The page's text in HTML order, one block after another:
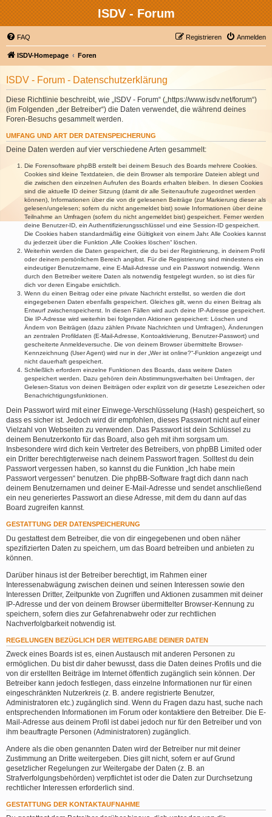
ISDV - Forum
FAQ Anmelden
Registrieren
ISDV-Homepage Foren
ISDV - Forum - Datenschutzerklärung
Diese Richtlinie beschreibt, wie „ISDV - Forum“ („https://www.isdv.net/forum“)
(im Folgenden „der Betreiber“) die Daten verwendet, die während deines
Foren-Besuchs gesammelt werden.
UMFANG UND ART DER DATENSPEICHERUNG
Deine Daten werden auf vier verschiedene Arten gesammelt:
Die Forensoftware phpBB erstellt bei deinem Besuch des Boards mehrere Cookies.
Cookies sind kleine Textdateien, die dein Browser als temporäre Dateien ablegt und
die zwischen den einzelnen Aufrufen des Boards erhalten bleiben. In diesen Cookies
sind die aktuelle ID deiner Sitzung (damit dir alle Seitenaufrufe zugeordnet werden
können), Informationen über die von dir gelesenen Beiträge (zur Markierung dieser als
gelesen/ungelesen; sofern du nicht angemeldet bist) sowie Informationen über deine
Teilnahme an Umfragen (sofern du nicht angemeldet bist) gespeichert. Ferner werden
deine Benutzer-ID, ein Authentifizierungsschlüssel und eine Session-ID gespeichert.
Die Cookies haben standardmäßig eine Gültigkeit von einem Jahr. Alle Cookies kannst
du jederzeit über die Funktion „Alle Cookies löschen“ löschen.
Weiterhin werden die Daten gespeichert, die du bei der Registrierung, in deinem Profil
oder deinem persönlichem Bereich angibst. Für die Registrierung sind mindestens ein
eindeutiger Benutzername, eine E-Mail-Adresse und ein Passwort notwendig. Wenn
durch den Betreiber weitere Daten als notwendig festgelegt wurden, so ist dies für
dich vor deren Eingabe ersichtlich.
Wenn du einen Beitrag oder eine private Nachricht erstellst, so werden die dort
eingegebenen Daten ebenfalls gespeichert. Gleiches gilt, wenn du einen Beitrag als
Entwurf zwischenspeicherst. In diesen Fällen wird auch deine IP-Adresse gespeichert.
Die IP-Adresse wird weiterhin bei folgenden Aktionen gespeichert: Löschen und
Ändern von Beiträgen (dazu zählen Private Nachrichten und Umfragen), Änderungen
an zentralen Profildaten (E-Mail-Adresse, Kontoaktivierung, Benutzer-Passwort) und
gescheiterte Anmeldeversuche. Die von deinem Browser übermittelte Browser-
Kennzeichnung (User Agent) wird nur in der „Wer ist online?“-Funktion angezeigt und
nicht dauerhaft gespeichert.
Schließlich erfordern einzelne Funktionen des Boards, dass weitere Daten
gespeichert werden. Dazu gehören dein Abstimmungsverhalten bei Umfragen, der
Gelesen-Status von deinen Beiträgen oder explizit von dir gesetzte Lesezeichen oder
Benachrichtigungsfunktionen.
Dein Passwort wird mit einer Einwege-Verschlüsselung (Hash) gespeichert, so
dass es sicher ist. Jedoch wird dir empfohlen, dieses Passwort nicht auf einer
Vielzahl von Webseiten zu verwenden. Das Passwort ist dein Schlüssel zu
deinem Benutzerkonto für das Board, also geh mit ihm sorgsam um.
Insbesondere wird dich kein Vertreter des Betreibers, von phpBB Limited oder
ein Dritter berechtigterweise nach deinem Passwort fragen. Solltest du dein
Passwort vergessen haben, so kannst du die Funktion „Ich habe mein
Passwort vergessen“ benutzen. Die phpBB-Software fragt dich dann nach
deinem Benutzernamen und deiner E-Mail-Adresse und sendet anschließend
ein neu generiertes Passwort an diese Adresse, mit dem du dann auf das
Board zugreifen kannst.
GESTATTUNG DER DATENSPEICHERUNG
Du gestattest dem Betreiber, die von dir eingegebenen und oben näher
spezifizierten Daten zu speichern, um das Board betreiben und anbieten zu
können.
Darüber hinaus ist der Betreiber berechtigt, im Rahmen einer
Interessenabwägung zwischen deinen und seinen Interessen sowie den
Interessen Dritter, Zeitpunkte von Zugriffen und Aktionen zusammen mit deiner
IP-Adresse und der von deinem Browser übermittelter Browser-Kennung zu
speichern, sofern dies zur Gefahrenabwehr oder zur rechtlichen
Nachverfolgbarkeit notwendig ist.
REGELUNGEN BEZÜGLICH DER WEITERGABE DEINER DATEN
Zweck eines Boards ist es, einen Austausch mit anderen Personen zu
ermöglichen. Du bist dir daher bewusst, dass die Daten deines Profils und die
von dir erstellten Beiträge im Internet öffentlich zugänglich sein können. Der
Betreiber kann jedoch festlegen, dass einzelne Informationen nur für einen
eingeschränkten Nutzerkreis (z. B. andere registrierte Benutzer,
Administratoren etc.) zugänglich sind. Wenn du Fragen dazu hast, suche nach
entsprechenden Informationen im Forum oder kontaktiere den Betreiber. Die E-
Mail-Adresse aus deinem Profil ist dabei jedoch nur für den Betreiber und von
ihm beauftragte Personen (Administratoren) zugänglich.
Andere als die oben genannten Daten wird der Betreiber nur mit deiner
Zustimmung an Dritte weitergeben. Dies gilt nicht, sofern er auf Grund
gesetzlicher Regelungen zur Weitergabe der Daten (z. B. an
Strafverfolgungsbehörden) verpflichtet ist oder die Daten zur Durchsetzung
rechtlicher Interessen erforderlich sind.
GESTATTUNG DER KONTAKTAUFNAHME